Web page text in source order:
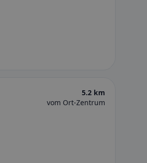
5.2 km
vom Ort-Zentrum